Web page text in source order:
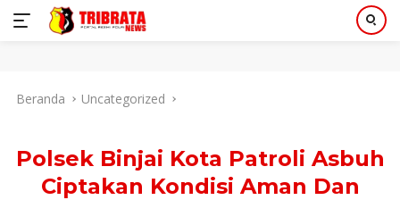
Beranda Uncategorized
Polsek Binjai Kota Patroli Asbuh
Ciptakan Kondisi Aman Dan